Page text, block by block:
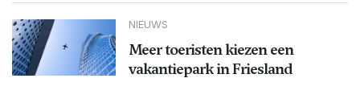
NIEUWS
Meer toeristen kiezen een
vakantiepark in Friesland